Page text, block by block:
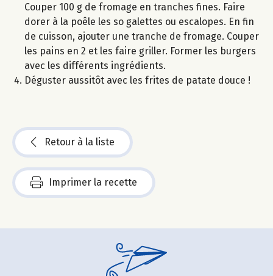
Couper 100 g de fromage en tranches fines. Faire
dorer à la poêle les so galettes ou escalopes. En fin
de cuisson, ajouter une tranche de fromage. Couper
les pains en 2 et les faire griller. Former les burgers
avec les différents ingrédients.
Déguster aussitôt avec les frites de patate douce !
Retour à la liste
Imprimer la recette